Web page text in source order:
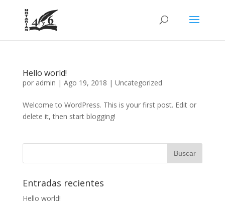
Hello world!
por admin | Ago 19, 2018 | Uncategorized
Welcome to WordPress. This is your first post. Edit or
delete it, then start blogging!
Entradas recientes
Hello world!